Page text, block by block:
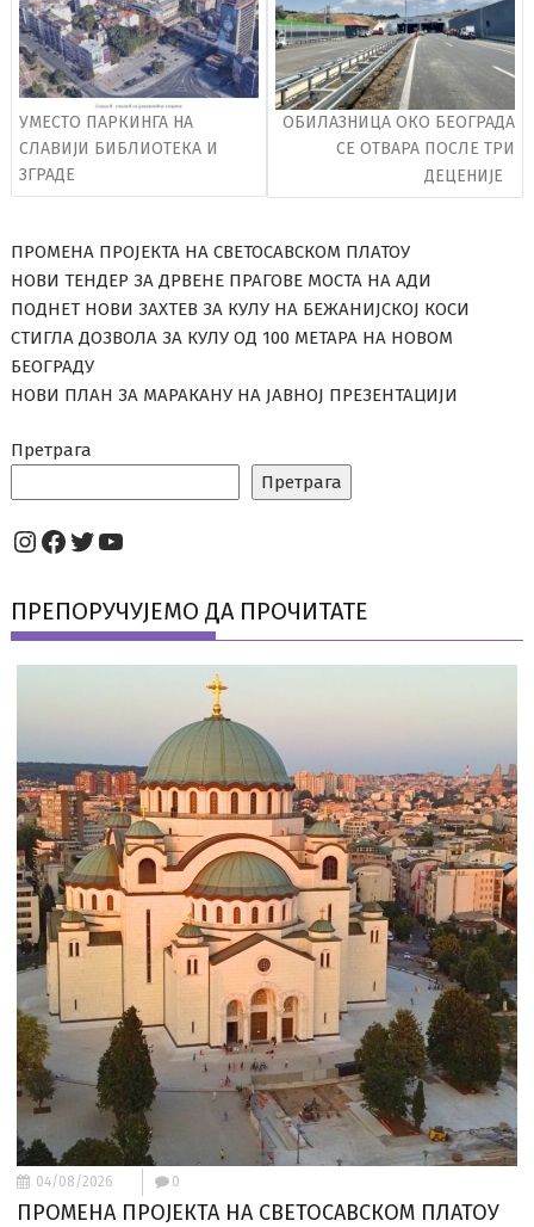
УМЕСТО ПАРКИНГА НА
СЛАВИЈИ БИБЛИОТЕКА И
ЗГРАДЕ
ОБИЛАЗНИЦА ОКО БЕОГРАДА
СЕ ОТВАРА ПОСЛЕ ТРИ
ДЕЦЕНИЈЕ
ПРОМЕНА ПРОЈЕКТА НА СВЕТОСАВСКОМ ПЛАТОУ
НОВИ ТЕНДЕР ЗА ДРВЕНЕ ПРАГОВЕ МОСТА НА АДИ
ПОДНЕТ НОВИ ЗАХТЕВ ЗА КУЛУ НА БЕЖАНИЈСКОЈ КОСИ
СТИГЛА ДОЗВОЛА ЗА КУЛУ ОД 100 МЕТАРА НА НОВОМ
БЕОГРАДУ
НОВИ ПЛАН ЗА МАРАКАНУ НА ЈАВНОЈ ПРЕЗЕНТАЦИЈИ
Претрага
Претрага
Instagram
Facebook
Twitter
YouTube
ПРЕПОРУЧУЈЕМО ДА ПРОЧИТАТЕ
04/08/2026 0
ПРОМЕНА ПРОЈЕКТА НА СВЕТОСАВСКОМ ПЛАТОУ